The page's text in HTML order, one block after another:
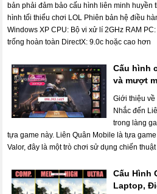
bản phải đảm bảo cấu hình liên minh huyền
hình tối thiểu chơi LOL Phiên bản hệ điều
Windows XP CPU: Bộ vi xử lí 2GHz RAM
trống hoàn toàn DirectX: 9.0c hoặc cao hơn
Cấu hình
và mượt
Giới thiệu
Nhắc đến
trong làng
tựa game này. Liên Quân Mobile là tựa
Valor, đây là một trò chơi sử dụng chiến
Cấu Hình
Laptop,